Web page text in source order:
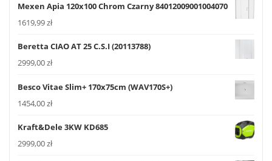
Mexen Apia 120x100 Chrom Czarny 84012009001004070
1619,99zł
Beretta CIAO AT 25 C.S.I (20113788)
2999,00zł
Besco Vitae Slim+ 170x75cm (WAV170S+)
1454,00zł
Kraft&Dele 3KW KD685
2999,00zł